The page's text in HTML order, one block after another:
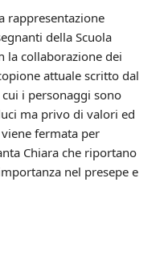
rappresentazione
della Scuola
la collaborazione dei
attuale scritto dal
i personaggi sono
ma privo di valori ed
fermata per
Chiara che riportano
nel presepe e